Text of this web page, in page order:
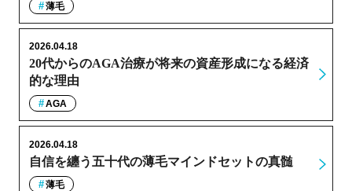
薄毛
20代からのAGA治療が将来の資産形成になる経済
的な理由
2026.04.18
AGA
自信を纏う五十代の薄毛マインドセットの真髄
2026.04.18
薄毛